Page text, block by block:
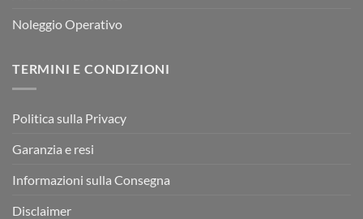
Noleggio Operativo
TERMINI E CONDIZIONI
Politica sulla Privacy
Garanzia e resi
Informazioni sulla Consegna
Disclaimer